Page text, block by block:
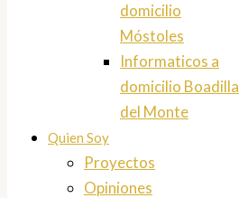
domicilio
Móstoles
Informaticos a
domicilio Boadilla
del Monte
Quien Soy
Proyectos
Opiniones